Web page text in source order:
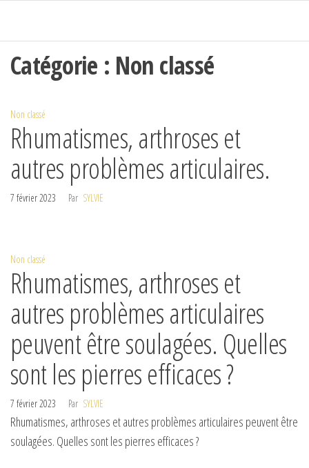
Catégorie : Non classé
Non classé
Rhumatismes, arthroses et
autres problèmes articulaires.
7 février 2023 Par SYLVIE
Non classé
Rhumatismes, arthroses et
autres problèmes articulaires
peuvent être soulagées. Quelles
sont les pierres efficaces ?
7 février 2023 Par SYLVIE
Rhumatismes, arthroses et autres problèmes articulaires peuvent être
soulagées. Quelles sont les pierres efficaces ?